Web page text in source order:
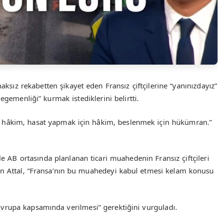
rekabetten şikayet eden Fransız çiftçilerine “yanınızdayız”
kurmak istediklerini belirtti.
hasat yapmak için hâkim, beslenmek için hükümran.”
AB ortasında planlanan ticari muahedenin Fransız çiftçileri
Attal, “Fransa’nın bu muahedeyi kabul etmesi kelam konusu
kapsamında verilmesi” gerektiğini vurguladı.